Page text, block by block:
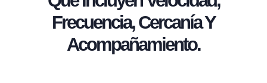
Frecuencia, Cercanía Y
Acompañamiento.